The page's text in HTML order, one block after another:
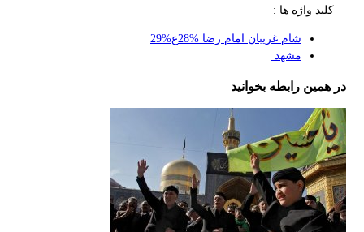
کلید واژه ها :
شام غریبان امام رضا %28ع%29
مشهد ‎
در همین رابطه بخوانید